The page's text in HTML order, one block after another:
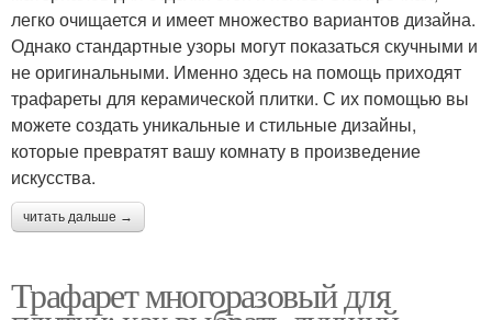
легко очищается и имеет множество вариантов дизайна.
Однако стандартные узоры могут показаться скучными и
не оригинальными. Именно здесь на помощь приходят
трафареты для керамической плитки. С их помощью вы
можете создать уникальные и стильные дизайны,
которые превратят вашу комнату в произведение
искусства.
читать дальше →
Трафарет многоразовый для